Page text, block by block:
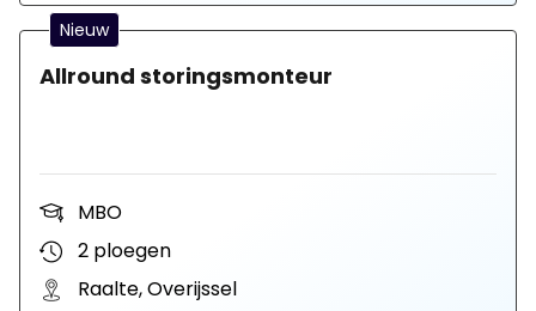
Nieuw
Allround storingsmonteur
MBO
2 ploegen
Raalte, Overijssel